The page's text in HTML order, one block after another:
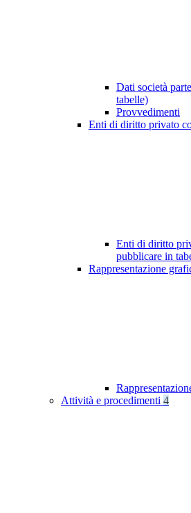
Dati società
tabelle)
Provvedimenti
Enti di diritto privato
Enti di diritto
pubblicare in
Rappresentazione
Attività e procedimenti 4